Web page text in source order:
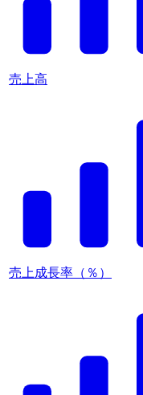
売上高
売上成長率（％）